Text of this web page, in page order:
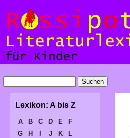
Lexikon: A bis Z
A B C D E
F
G
H J K
L